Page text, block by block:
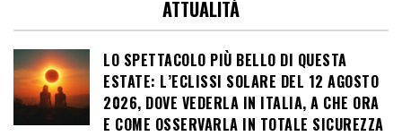
ATTUALITÀ
LO SPETTACOLO PIÙ BELLO DI QUESTA
ESTATE: L’ECLISSI SOLARE DEL 12 AGOSTO
2026, DOVE VEDERLA IN ITALIA, A CHE ORA
E COME OSSERVARLA IN TOTALE SICUREZZA